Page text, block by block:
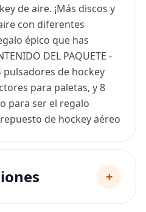
de aire. ¡Más discos y
con diferentes
épico que has
DEL PAQUETE -
de hockey
para paletas, y 8
para ser el regalo
de hockey aéreo
+